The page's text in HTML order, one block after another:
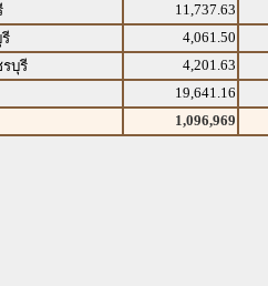
11,737.63
4,061.50
บุรี
4,201.63
19,641.16
1,096,969